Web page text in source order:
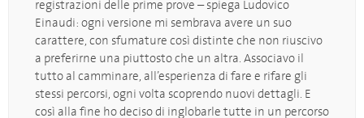
registrazioni delle prime prove – spiega Ludovico
Einaudi: ogni versione mi sembrava avere un suo
carattere, con sfumature così distinte che non riuscivo
a preferirne una piuttosto che un altra. Associavo il
tutto al camminare, all’esperienza di fare e rifare gli
stessi percorsi, ogni volta scoprendo nuovi dettagli. E
così alla fine ho deciso di inglobarle tutte in un percorso